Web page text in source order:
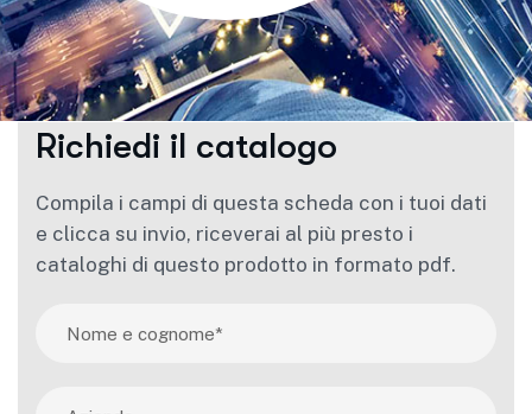
Richiedi il catalogo
Compila i campi di questa scheda con i tuoi dati
e clicca su invio, riceverai al più presto i
cataloghi di questo prodotto in formato pdf.